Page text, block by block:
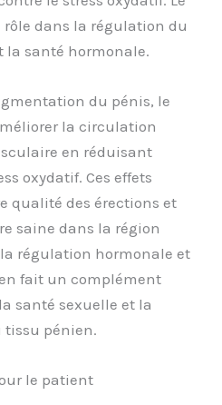
dans la régulation du
santé hormonale.
du pénis, le
la circulation
en réduisant
oxydatif. Ces effets
qualité des érections et
saine dans la région
régulation hormonale et
fait un complément
santé sexuelle et la
tissu pénien.
le patient